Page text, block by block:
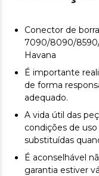
Conector de
7090/8090/
Havana
É importante
de forma
adequado.
A vida útil das
condições de
substituídas
É aconselhável
garantia estiver